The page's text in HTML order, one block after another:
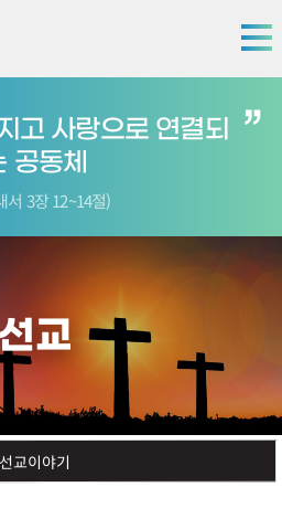
고 사랑으로 연결되
공동체
서 3장 12~14절)
선교
선교이야기